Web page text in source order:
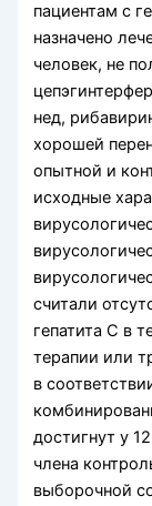
пациентам с
назначено
человек, не
нед,
хорошей
опытной и
исходные
считали
гепатита С в
терапии или
в
достигнут у
члена
выборочной